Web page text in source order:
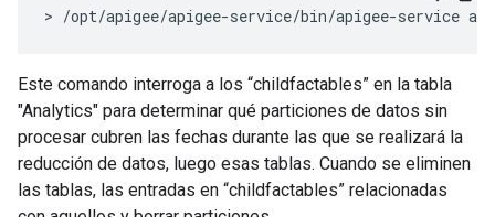
> /opt/apigee/apigee-service/bin/apigee-service
Este comando interroga a los “childfactables” en la tabla
"Analytics" para determinar qué particiones de datos sin
procesar cubren las fechas durante las que se realizará la
reducción de datos, luego esas tablas. Cuando se eliminen
las tablas, las entradas en “childfactables” relacionadas